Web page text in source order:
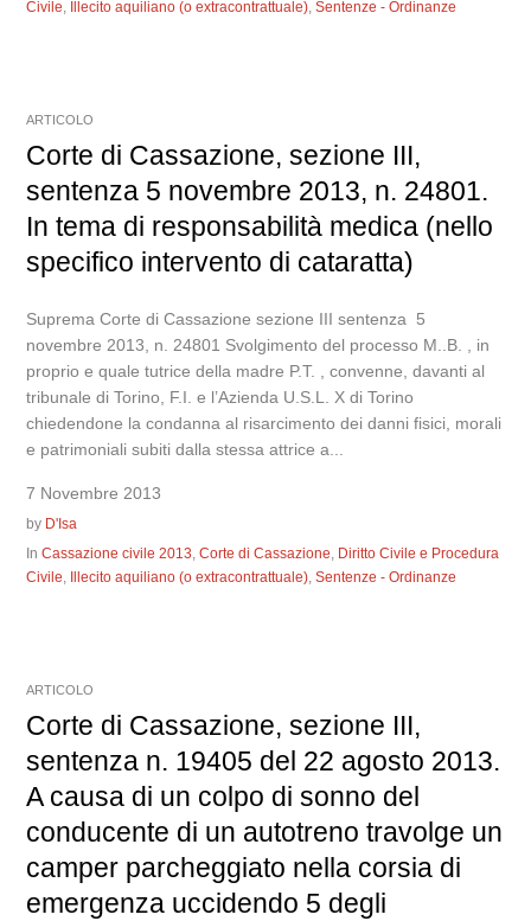
Civile Illecito aquiliano (o extracontrattuale) ,Sentenze - Ordinanze
ARTICOLO
Corte di Cassazione, sezione III,
sentenza 5 novembre 2013, n. 24801.
In tema di responsabilità medica (nello
specifico intervento di cataratta)
Suprema Corte di Cassazione sezione III sentenza 5
novembre 2013, n. 24801 Svolgimento del processo M..B. , in
proprio e quale tutrice della madre P.T. , convenne, davanti al
tribunale di Torino, F.I. e l’Azienda U.S.L. X di Torino
chiedendone la condanna al risarcimento dei danni fisici, morali
e patrimoniali subiti dalla stessa attrice a...
7 Novembre 2013
by D'Isa
InCassazione civile 2013 ,Corte di Cassazione Diritto Civile e Procedura
Civile Illecito aquiliano (o extracontrattuale) ,Sentenze - Ordinanze
ARTICOLO
Corte di Cassazione, sezione III,
sentenza n. 19405 del 22 agosto 2013.
A causa di un colpo di sonno del
conducente di un autotreno travolge un
camper parcheggiato nella corsia di
emergenza uccidendo 5 degli